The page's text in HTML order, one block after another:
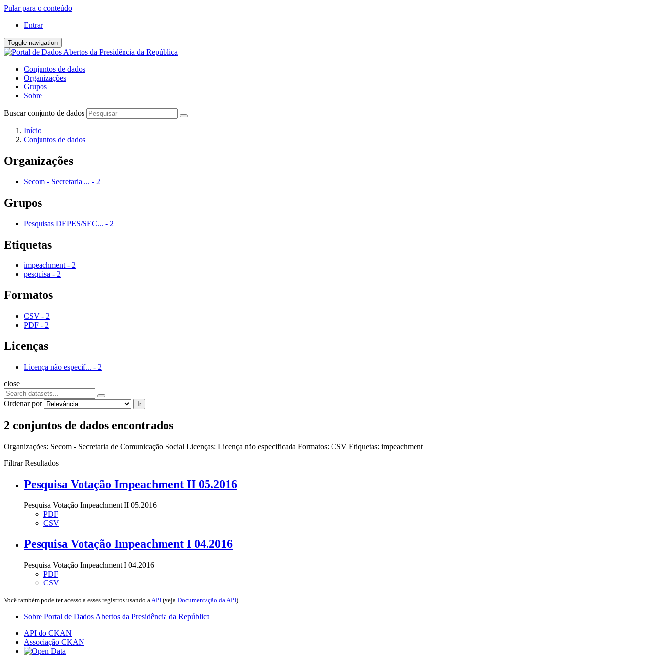
Pular para o conteúdo
Entrar
Toggle navigation
Conjuntos de dados
Organizações
Grupos
Sobre
Buscar conjunto de dados
Início
Conjuntos de dados
Organizações
Secom - Secretaria ... - 2
Grupos
Pesquisas DEPES/SEC... - 2
Etiquetas
impeachment - 2
pesquisa - 2
Formatos
CSV - 2
PDF - 2
Licenças
Licença não especif... - 2
close
Ordenar por Ir
2 conjuntos de dados encontrados
Organizações: Secom - Secretaria de Comunicação Social Licenças: Licença não especificada Formatos: CSV Etiquetas: impeachment
Filtrar Resultados
Pesquisa Votação Impeachment II 05.2016
Pesquisa Votação Impeachment II 05.2016
PDF
CSV
Pesquisa Votação Impeachment I 04.2016
Pesquisa Votação Impeachment I 04.2016
PDF
CSV
Você também pode ter acesso a esses registros usando a API (veja Documentação da API).
Sobre Portal de Dados Abertos da Presidência da República
API do CKAN
Associação CKAN